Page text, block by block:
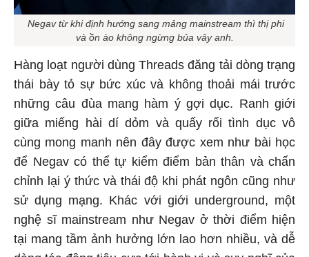
Negav từ khi định hướng sang mảng mainstream thì thị phi
và ồn ào không ngừng bủa vây anh.
Hàng loạt người dùng Threads đăng tải dòng trạng
thái bày tỏ sự bức xúc và không thoải mái trước
những câu đùa mang hàm ý gợi dục. Ranh giới
giữa miếng hài dí dỏm và quấy rối tình dục vô
cùng mong manh nên đây được xem như bài học
để Negav có thể tự kiểm điểm bản thân và chấn
chỉnh lại ý thức và thái độ khi phát ngôn cũng như
sử dụng mạng. Khác với giới underground, một
nghệ sĩ mainstream như Negav ở thời điểm hiện
tại mang tầm ảnh hưởng lớn lao hơn nhiều, và dễ